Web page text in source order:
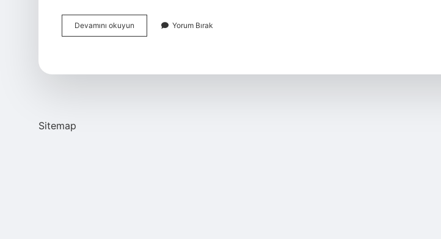
Devamını okuyun
Sayısı
Yorum Bırak
Sitemap